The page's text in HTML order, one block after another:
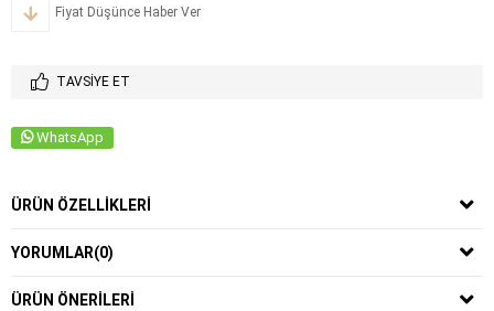
Fiyat Düşünce Haber Ver
TAVSIYE ET
WhatsApp
ÜRÜN ÖZELLIKLERI
YORUMLAR(0)
ÜRÜN ÖNERILERI